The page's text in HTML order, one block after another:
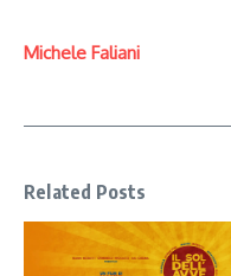
Michele Faliani
Related Posts